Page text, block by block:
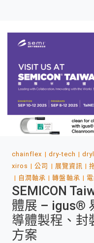
chainflex dry-tech
xiros
公司 展覽資訊
自潤軸承
轉盤軸承
SEMICON
體展 – igus®
導體製程、封
方案